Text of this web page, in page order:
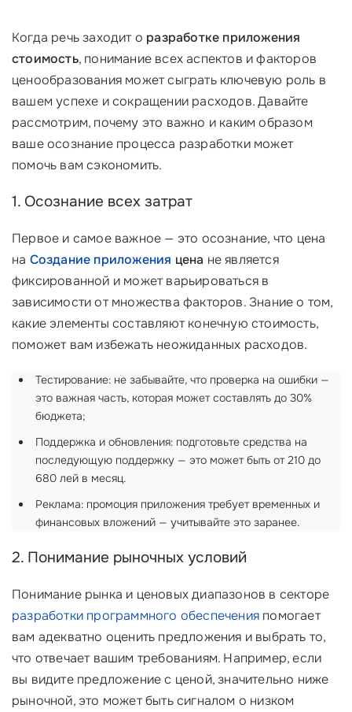
Когда речь заходит о разработке приложения
стоимость, понимание всех аспектов и факторов
ценообразования может сыграть ключевую роль в
вашем успехе и сокращении расходов. Давайте
рассмотрим, почему это важно и каким образом
ваше осознание процесса разработки может
помочь вам сэкономить.
1. Осознание всех затрат
Первое и самое важное — это осознание, что цена
на Создание приложения цена не является
фиксированной и может варьироваться в
зависимости от множества факторов. Знание о том,
какие элементы составляют конечную стоимость,
поможет вам избежать неожиданных расходов.
Тестирование: не забывайте, что проверка на ошибки —
это важная часть, которая может составлять до 30%
бюджета;
Поддержка и обновления: подготовьте средства на
последующую поддержку — это может быть от 210 до
680 лей в месяц.
Реклама: промоция приложения требует временных и
финансовых вложений — учитывайте это заранее.
2. Понимание рыночных условий
Понимание рынка и ценовых диапазонов в секторе
разработки программного обеспечения помогает
вам адекватно оценить предложения и выбрать то,
что отвечает вашим требованиям. Например, если
вы видите предложение с ценой, значительно ниже
рыночной, это может быть сигналом о низком